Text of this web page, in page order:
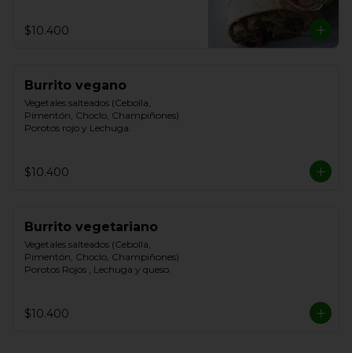
$10.400
Burrito vegano
Vegetales salteados (Cebolla,
Pimentón, Choclo, Champiñones)
Porotos rojo y Lechuga.
$10.400
Burrito vegetariano
Vegetales salteados (Cebolla,
Pimentón, Choclo, Champiñones)
Porotos Rojos , Lechuga y queso.
$10.400